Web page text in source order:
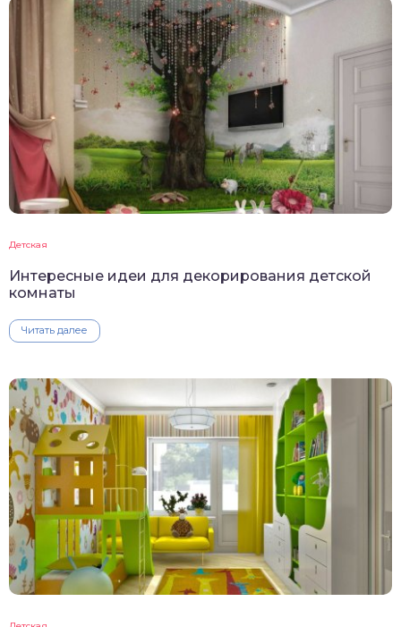
Детская
Интересные идеи для декорирования детской
комнаты
Читать далее